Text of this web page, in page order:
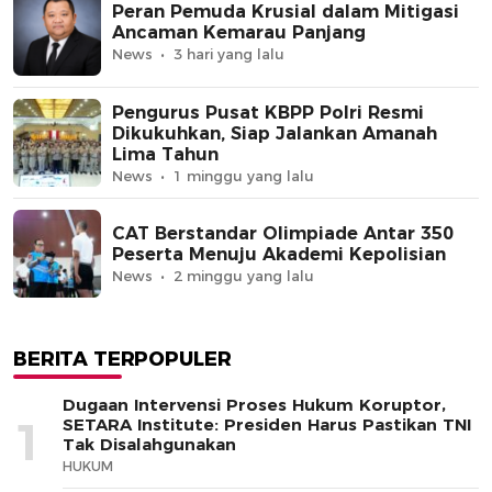
Peran Pemuda Krusial dalam Mitigasi
Ancaman Kemarau Panjang
News 3 hari yang lalu
Pengurus Pusat KBPP Polri Resmi
Dikukuhkan, Siap Jalankan Amanah
Lima Tahun
News 1 minggu yang lalu
CAT Berstandar Olimpiade Antar 350
Peserta Menuju Akademi Kepolisian
News 2 minggu yang lalu
BERITA TERPOPULER
1
Dugaan Intervensi Proses Hukum Koruptor,
SETARA Institute: Presiden Harus Pastikan TNI
Tak Disalahgunakan
HUKUM